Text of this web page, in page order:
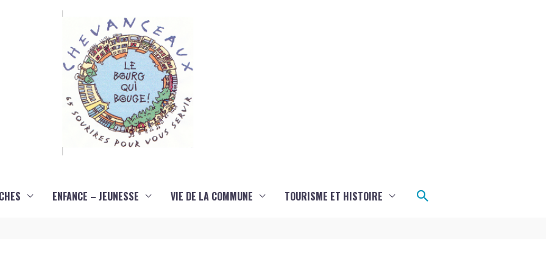
ENFANCE – JEUNESSE VIE DE LA COMMUNE TOURISME ET HISTOIRE Rechercher